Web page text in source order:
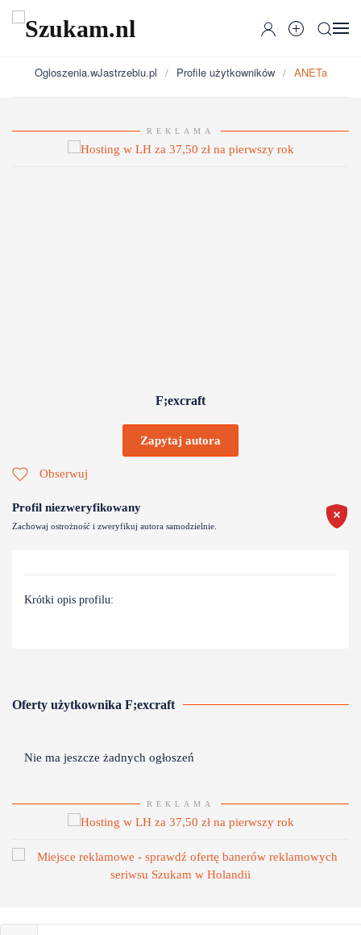
Przejdź do głównej treści
Ogloszenia.wJastrzebiu.pl Profile użytkowników ANETa
REKLAMA
F;excraft
Zapytaj autora
Obserwuj
Profil niezweryfikowany
Zachowaj ostrożność i zweryfikuj autora samodzielnie.
Krótki opis profilu:
Oferty użytkownika F;excraft
Nie ma jeszcze żadnych ogłoszeń
REKLAMA